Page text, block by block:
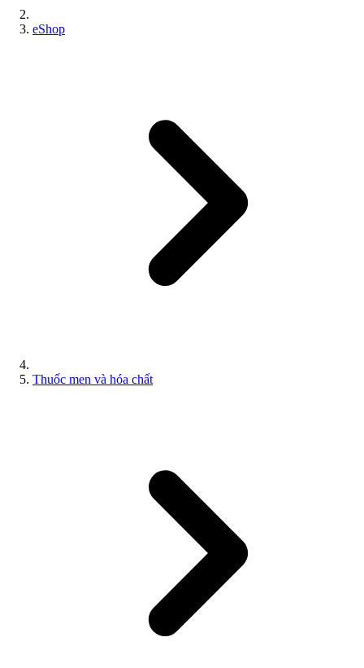
eShop
Thuốc men và hóa chất